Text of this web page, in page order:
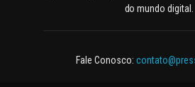
do mundo digital.
Fale Conosco: